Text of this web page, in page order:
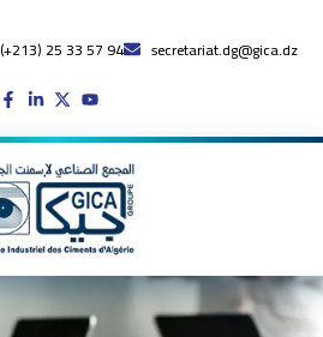
(+213) 25 33 57 94 secretariat.dg@gica.dz